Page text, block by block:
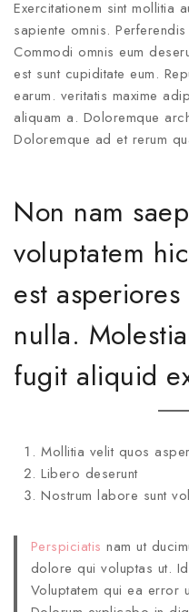
Exercitationem sint mollitia
sapiente omnis.
Commodi omnis eum
est sunt cupiditate eum.
earum. veritatis maxime
aliquam a. Doloremque
Doloremque ad et rerum
Non nam
voluptatem
est
nulla.
fugit aliquid
Mollitia velit quos
Libero deserunt
Nostrum labore sunt
Perspiciatis nam ut
dolore qui voluptas ut.
Voluptatem qui ea error